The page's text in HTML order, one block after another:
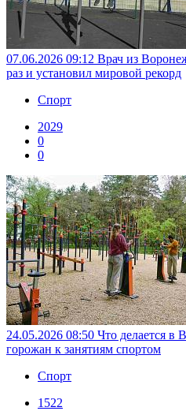
07.06.2026 09:12 Врач из
раз и установил мировой рекорд
Спорт
2029
0
0
24.05.2026 08:50 Что делается в
горожан к занятиям спортом
Спорт
1522